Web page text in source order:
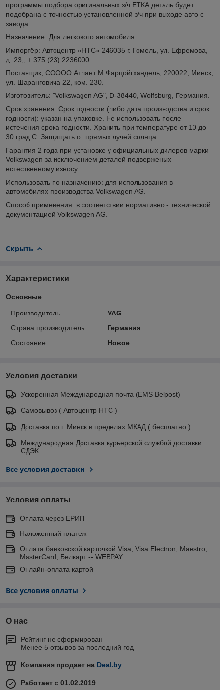
программы подбора оригинальных з/ч ЕТКА деталь будет
подобрана с точностью установленной з/ч при выходе авто с
завода
Назначение: Для легкового автомобиля
Импортёр: Автоцентр «НТС» 246035 г. Гомель, ул. Ефремова,
д. 23,, + 375 (23) 2236000
Поставщик; СОООО Атлант М Фарцойгхандель, 220022, Минск,
ул. Шаранговича 22, ком. 230.
Изготовитель: "Volkswagen AG", D-38440, Wolfsburg, Германия.
Срок хранения: Срок годности (либо дата производства и срок
годности): указан на упаковке. Не использовать после
истечения срока годности. Хранить при температуре от 10 до
30 град.С. Защищать от прямых лучей солнца.
Гарантия 2 года при установке у официальных дилеров марки
Volkswagen за исключением деталей подверженых
естественному износу.
Использовать по назначению: для использования в
автомобилях производства Volkswagen AG.
Способ применения: в соответствии нормативно - технической
документацией Volkswagen AG.
Скрыть
Характеристики
Основные
Производитель
VAG
Страна производитель
Германия
Состояние
Новое
Условия доставки
Ускоренная Международная почта (EMS Belpost)
Самовывоз ( Автоцентр НТС )
Доставка по г. Минск в пределах МКАД ( бесплатно )
Международная Доставка курьерской службой доставки
СДЭК.
Все условия доставки
Условия оплаты
Оплата через ЕРИП
Наложенный платеж
Оплата банковской карточкой Visa, Visa Electron, Maestro,
MasterCard, Белкарт -- WEBPAY
Онлайн-оплата картой
Все условия оплаты
О нас
Рейтинг не сформирован
Менее 5 отзывов за последний год
Компания продает на Deal.by
Работает с 01.02.2019